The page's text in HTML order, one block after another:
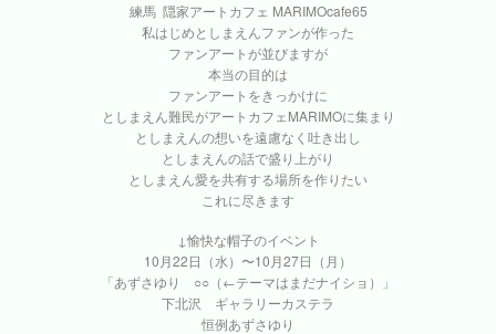
練馬 隠家アートカフェ MARIMOcafe65
私はじめとしまえんファンが作った
ファンアートが並びますが
本当の目的は
ファンアートをきっかけに
としまえん難民がアートカフェMARIMOに集まり
としまえんの想いを遠慮なく吐き出し
としまえんの話で盛り上がり
としまえん愛を共有する場所を作りたい
これに尽きます
↓愉快な帽子のイベント
10月22日（水）〜10月27日（月）
「あずさゆり ○○（←テーマはまだナイショ）」
下北沢 ギャラリーカステラ
恒例あずさゆり